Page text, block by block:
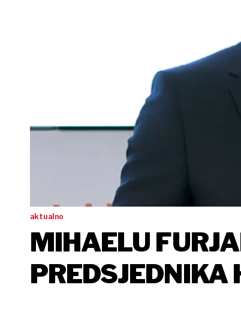
aktualno
MIHAELU
PREDSJEDNIKA